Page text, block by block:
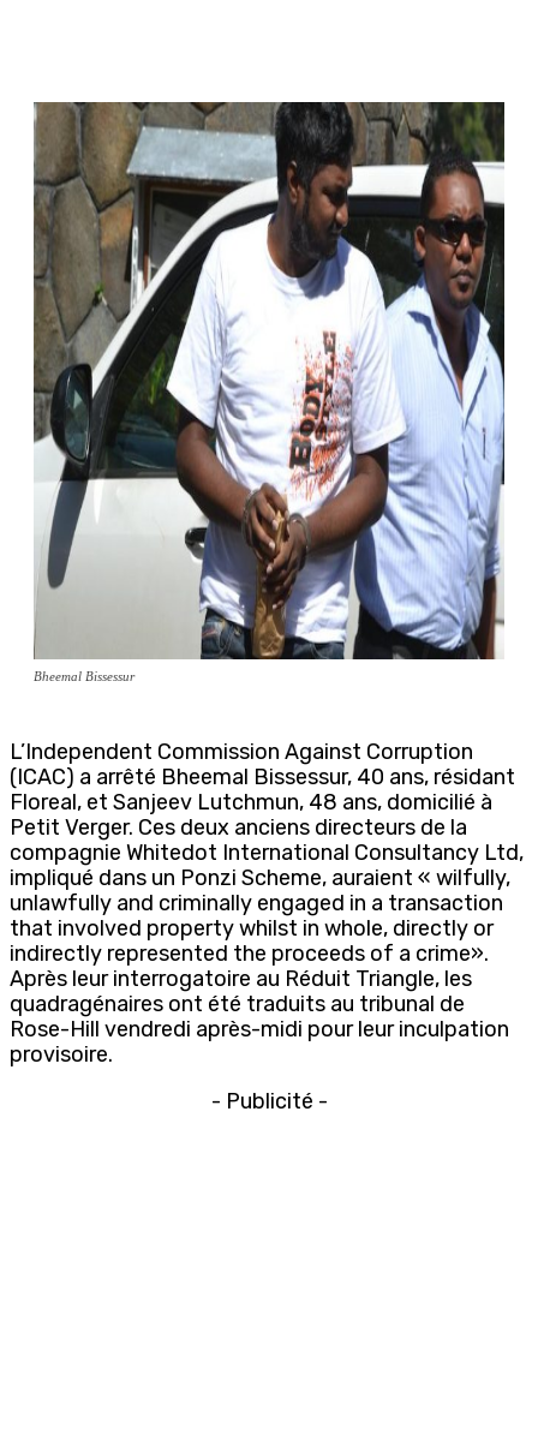
Bheemal Bissessur
L’Independent Commission Against Corruption
(ICAC) a arrêté Bheemal Bissessur, 40 ans, résidant
Floreal, et Sanjeev Lutchmun, 48 ans, domicilié à
Petit Verger. Ces deux anciens directeurs de la
compagnie Whitedot International Consultancy Ltd,
impliqué dans un Ponzi Scheme, auraient « wilfully,
unlawfully and criminally engaged in a transaction
that involved property whilst in whole, directly or
indirectly represented the proceeds of a crime».
Après leur interrogatoire au Réduit Triangle, les
quadragénaires ont été traduits au tribunal de
Rose-Hill vendredi après-midi pour leur inculpation
provisoire.
- Publicité -